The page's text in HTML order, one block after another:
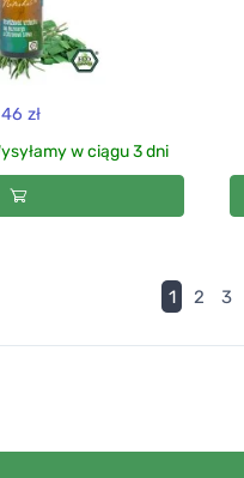
46 zł
w ciągu 3 dni
1(current)
2 3